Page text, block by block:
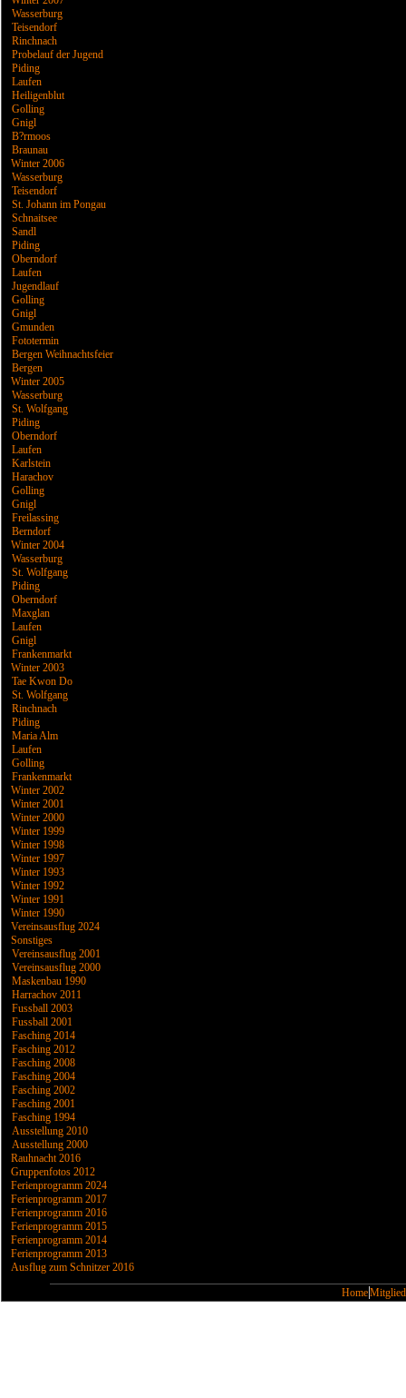
Wasserburg
Teisendorf
Rinchnach
Probelauf der Jugend
Piding
Laufen
Heiligenblut
Golling
Gnigl
B?rmoos
Braunau
Winter 2006
Wasserburg
Teisendorf
St. Johann im Pongau
Schnaitsee
Sandl
Piding
Oberndorf
Laufen
Jugendlauf
Golling
Gnigl
Gmunden
Fototermin
Bergen Weihnachtsfeier
Bergen
Winter 2005
Wasserburg
St. Wolfgang
Piding
Oberndorf
Laufen
Karlstein
Harachov
Golling
Gnigl
Freilassing
Berndorf
Winter 2004
Wasserburg
St. Wolfgang
Piding
Oberndorf
Maxglan
Laufen
Gnigl
Frankenmarkt
Winter 2003
Tae Kwon Do
St. Wolfgang
Rinchnach
Piding
Maria Alm
Laufen
Golling
Frankenmarkt
Winter 2002
Winter 2001
Winter 2000
Winter 1999
Winter 1998
Winter 1997
Winter 1993
Winter 1992
Winter 1991
Winter 1990
Vereinsausflug 2024
Sonstiges
Vereinsausflug 2001
Vereinsausflug 2000
Maskenbau 1990
Harrachov 2011
Fussball 2003
Fussball 2001
Fasching 2014
Fasching 2012
Fasching 2008
Fasching 2004
Fasching 2002
Fasching 2001
Fasching 1994
Ausstellung 2010
Ausstellung 2000
Rauhnacht 2016
Gruppenfotos 2012
Ferienprogramm 2024
Ferienprogramm 2017
Ferienprogramm 2016
Ferienprogramm 2015
Ferienprogramm 2014
Ferienprogramm 2013
Ausflug zum Schnitzer 2016
Home